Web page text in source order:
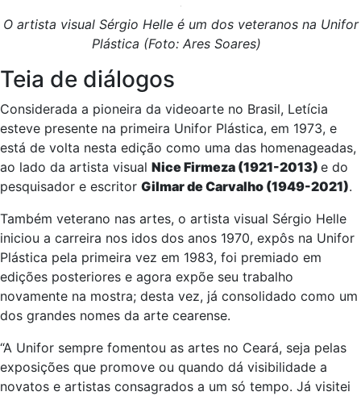
O artista visual Sérgio Helle é um dos veteranos na Unifor
Plástica (Foto: Ares Soares)
Teia de diálogos
Considerada a pioneira da videoarte no Brasil, Letícia
esteve presente na primeira Unifor Plástica, em 1973, e
está de volta nesta edição como uma das homenageadas,
ao lado da artista visual Nice Firmeza (1921-2013) e do
pesquisador e escritor Gilmar de Carvalho (1949-2021).
Também veterano nas artes, o artista visual Sérgio Helle
iniciou a carreira nos idos dos anos 1970, expôs na Unifor
Plástica pela primeira vez em 1983, foi premiado em
edições posteriores e agora expõe seu trabalho
novamente na mostra; desta vez, já consolidado como um
dos grandes nomes da arte cearense.
“A Unifor sempre fomentou as artes no Ceará, seja pelas
exposições que promove ou quando dá visibilidade a
novatos e artistas consagrados a um só tempo. Já visitei